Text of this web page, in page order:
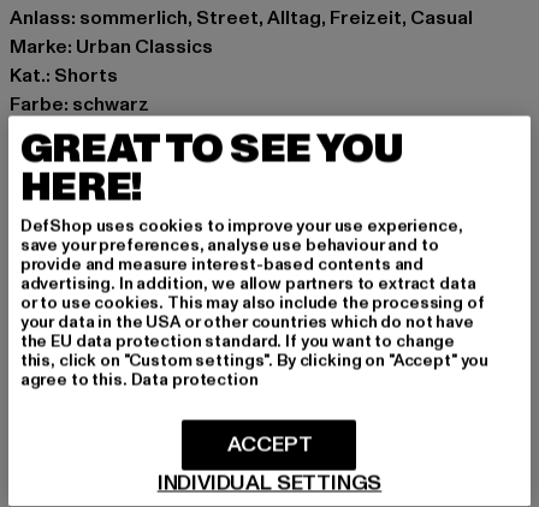
Anlass: sommerlich, Street, Alltag, Freizeit, Casual
Marke: Urban Classics
Kat.: Shorts
Farbe: schwarz
Hersteller Farbe: blk/wht
Materialzusammensetzung: 62% Polyester, 33%
Baumwolle, 5% Elasthan
Art.Nr: TB363-00050
Hersteller: TB International GmbH |info@tbint.de
Dr.-Robert-Murjahn-Straße 7 | 64372 Ober-Ramstadt |
DE
GRÖSSE & PASSFORM
PFLEGEHINWEISE
GREAT TO SEE YOU
HERE!
DefShop uses cookies to improve your use experience,
save your preferences, analyse use behaviour and to
provide and measure interest-based contents and
advertising. In addition, we allow partners to extract data
or to use cookies. This may also include the processing of
your data in the USA or other countries which do not have
the EU data protection standard. If you want to change
this, click on "Custom settings". By clicking on "Accept" you
agree to this. Data protection
INDIVIDUAL SETTINGS
ACCEPT